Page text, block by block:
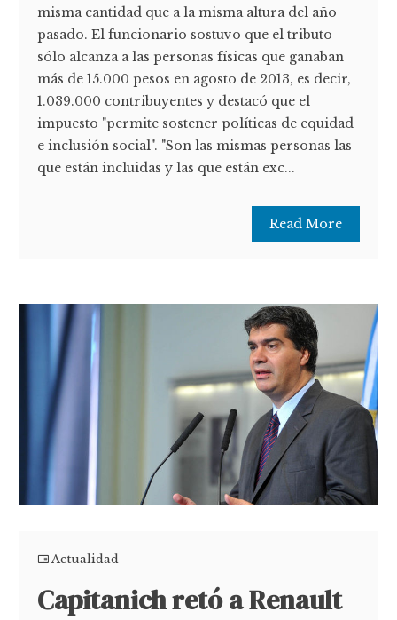
misma cantidad que a la misma altura del año
pasado. El funcionario sostuvo que el tributo
sólo alcanza a las personas físicas que ganaban
más de 15.000 pesos en agosto de 2013, es decir,
1.039.000 contribuyentes y destacó que el
impuesto "permite sostener políticas de equidad
e inclusión social". "Son las mismas personas las
que están incluidas y las que están exc...
Read More
Actualidad
Capitanich retó a Renault